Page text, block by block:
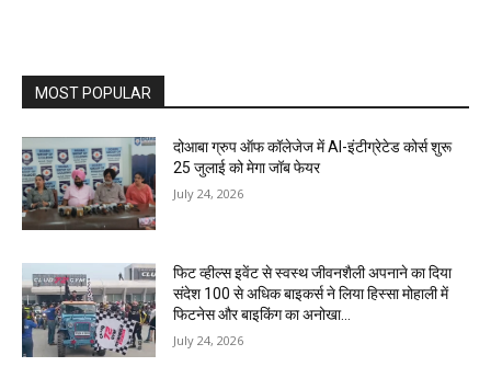
MOST POPULAR
दोआबा ग्रुप ऑफ कॉलेजेज में AI-इंटीग्रेटेड कोर्स शुरू
25 जुलाई को मेगा जॉब फेयर
July 24, 2026
फिट व्हील्स इवेंट से स्वस्थ जीवनशैली अपनाने का दिया
संदेश 100 से अधिक बाइकर्स ने लिया हिस्सा मोहाली में
फिटनेस और बाइकिंग का अनोखा...
July 24, 2026